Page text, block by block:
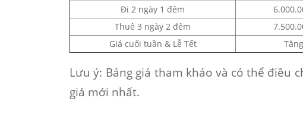
Đi 2 ngày 1 đêm
Thuê 3 ngày 2 đêm
Giá cuối tuần & Lễ Tết
Lưu ý: Bảng giá tham khảo và có thể điều
giá mới nhất.